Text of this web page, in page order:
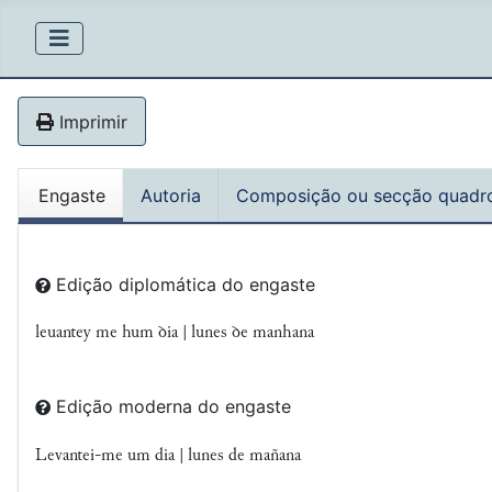
Imprimir
Engaste Autoria Composição ou secção
Edição diplomática do engaste
leuantey me hum ꝺia | lunes ꝺe manhana
Edição moderna do engaste
Levantei-me um dia | lunes de mañana